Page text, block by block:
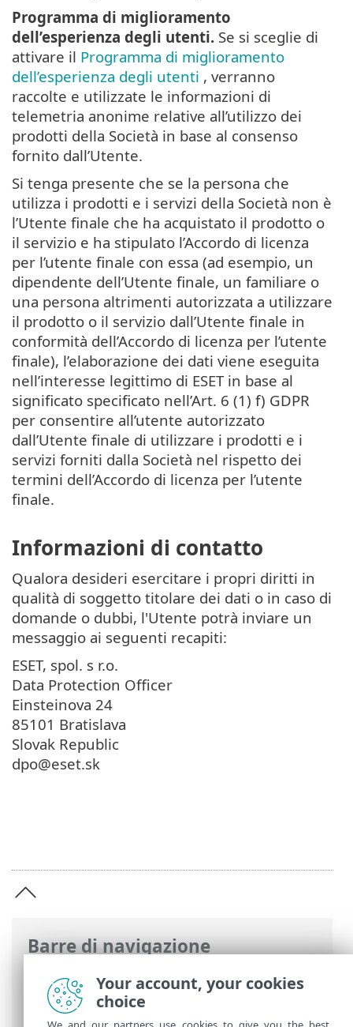
Barre di navigazione
Guida online ESET>ESET Parental
Control for Android
Informativa sulla
privacy
Programma di miglioramento
dell’esperienza degli utenti. Se si sceglie di
attivare il Programma di miglioramento
dell’esperienza degli utenti , verranno
raccolte e utilizzate le informazioni di
telemetria anonime relative all’utilizzo dei
prodotti della Società in base al consenso
fornito dall’Utente.
Si tenga presente che se la persona che
utilizza i prodotti e i servizi della Società non è
l’Utente finale che ha acquistato il prodotto o
il servizio e ha stipulato l’Accordo di licenza
per l’utente finale con essa (ad esempio, un
dipendente dell’Utente finale, un familiare o
una persona altrimenti autorizzata a utilizzare
il prodotto o il servizio dall’Utente finale in
conformità dell’Accordo di licenza per l’utente
finale), l’elaborazione dei dati viene eseguita
nell’interesse legittimo di ESET in base al
significato specificato nell’Art. 6 (1) f) GDPR
per consentire all’utente autorizzato
dall’Utente finale di utilizzare i prodotti e i
servizi forniti dalla Società nel rispetto dei
termini dell’Accordo di licenza per l’utente
finale.
Informazioni di contatto
Qualora desideri esercitare i propri diritti in
qualità di soggetto titolare dei dati o in caso di
domande o dubbi, l'Utente potrà inviare un
messaggio ai seguenti recapiti:
ESET, spol. s r.o.
Data Protection Officer
Einsteinova 24
85101 Bratislava
Slovak Republic
dpo@eset.sk
Your account, your cookies
choice